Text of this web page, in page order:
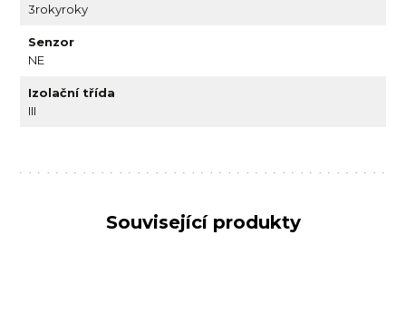
3rokyroky
Senzor
NE
Izolační třída
III
Související produkty